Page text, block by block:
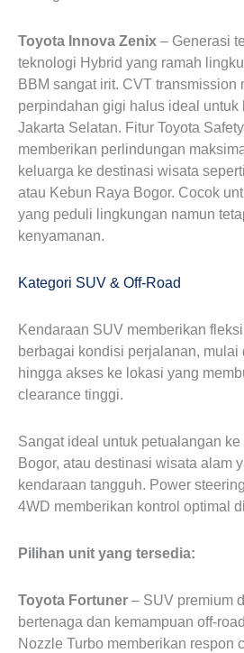
Toyota Innova Zenix – Generasi
teknologi Hybrid yang ramah
BBM sangat irit. CVT transmission
perpindahan gigi halus ideal untuk
Jakarta Selatan. Fitur Toyota
memberikan perlindungan
keluarga ke destinasi wisata
atau Kebun Raya Bogor. Cocok
yang peduli lingkungan namun
kenyamanan.
Kategori SUV & Off-Road
Kendaraan SUV memberikan
berbagai kondisi perjalanan, mulai
hingga akses ke lokasi yang
clearance tinggi.
Sangat ideal untuk petualangan
Bogor, atau destinasi wisata alam
kendaraan tangguh. Power
4WD memberikan kontrol optimal
Pilihan unit yang tersedia:
Toyota Fortuner – SUV premium
bertenaga dan kemampuan off-
Nozzle Turbo memberikan respon